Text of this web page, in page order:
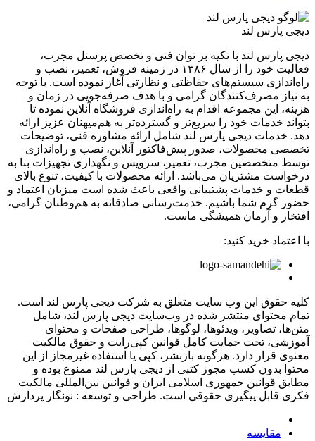
دیجی پارس لند
دیجی پارس لند با تکیه بر توان فنی و تخصص پرسنل مجرب،
فعالیت خود را از سال ۱۳۸۶ در زمینه فروش، تعمیر، نصب و
راه‌اندازی سیستم‌های حفاظتی و نظارتی آغاز نموده است. با توجه
به نیاز مصرف‌کنندگان گرامی و با هدف صرفه‌جویی در زمان و
هزینه، این مجموعه اقدام به راه‌اندازی فروشگاه آنلاین نموده تا
بتواند خدمات خود را سریع‌تر و گسترده‌تر به هم‌میهنان عزیز ارائه
دهد. خدمات دیجی پارس لند شامل ارائه مشاوره فنی، توضیحات
تخصصی محصولات، صدور پیش‌فاکتور آنلاین، نصب و راه‌اندازی
توسط متخصصین مجرب، تعمیر، سرویس و نگهداری تجهیزات بنا به
درخواست مشتریان می‌باشد. ارائه محصولات با کیفیت، تنوع بالای
قطعات و خدمات پشتیبانی واقعی باعث شده است میزبان اعتماد و
حضور گرم شما باشیم. خدمت‌رسانی صادقانه به هم‌وطنان گرامی،
افتخار و آرمان همیشگی ماست.
با اعتماد خرید کنید:
کلیه حقوق این وب سایت متعلق به شرکت دیجی پارس لند است.
تمام محتوای منتشر شده در وب‌سایت دیجی پارس لند، شامل
متن‌ها، تصاویر، ویدئوها، لوگوها، طراحی صفحات و محتوای
آموزشی، تحت حمایت کامل قوانین کپی‌رایت و حقوق مالکیت
معنوی قرار دارد. هرگونه بازنشر، کپی یا استفاده غیرمجاز از این
محتوا بدون کسب مجوز کتبی از دیجی پارس لند ممنوع بوده و
مطابق قوانین جمهوری اسلامی ایران و قوانین بین‌المللی مالکیت
فکری قابل پیگیری حقوقی است. طراحی و توسعه : نونگار پردازش
مقایسه